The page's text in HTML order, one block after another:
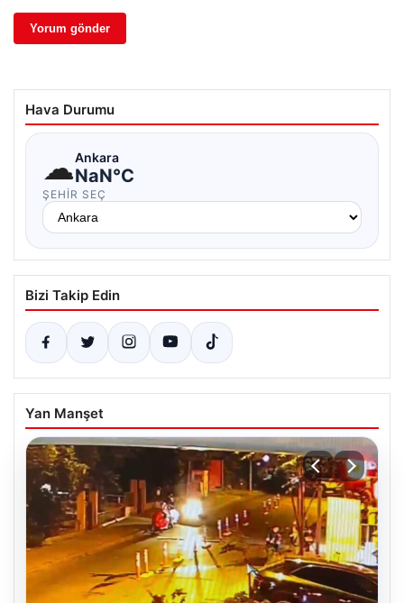
Hava Durumu
☁Ankara
NaN°C
ŞEHIR SEÇ
Bizi Takip Edin
Yan Manşet